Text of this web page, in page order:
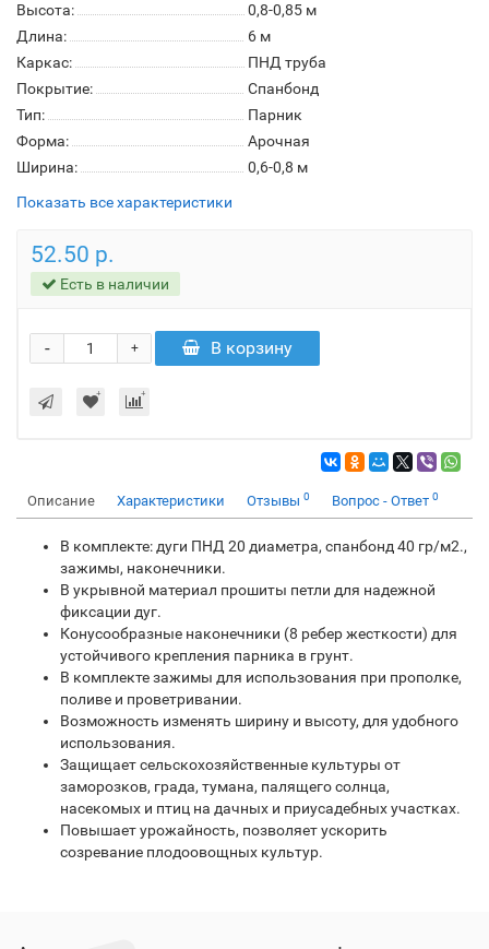
Высота:
0,8-0,85 м
Длина:
6 м
Каркас:
ПНД труба
Покрытие:
Спанбонд
Тип:
Парник
Форма:
Арочная
Ширина:
0,6-0,8 м
Показать все характеристики
52.50 р.
Есть в наличии
+
- В корзину
Описание Характеристики Отзывы 0 Вопрос - Ответ 0
В комплекте: дуги ПНД 20 диаметра, спанбонд 40 гр/м2.,
зажимы, наконечники.
В укрывной материал прошиты петли для надежной
фиксации дуг.
Конусообразные наконечники (8 ребер жесткости) для
устойчивого крепления парника в грунт.
В комплекте зажимы для использования при прополке,
поливе и проветривании.
Возможность изменять ширину и высоту, для удобного
использования.
Защищает сельскохозяйственные культуры от
заморозков, града, тумана, палящего солнца,
насекомых и птиц на дачных и приусадебных участках.
Повышает урожайность, позволяет ускорить
созревание плодоовощных культур.